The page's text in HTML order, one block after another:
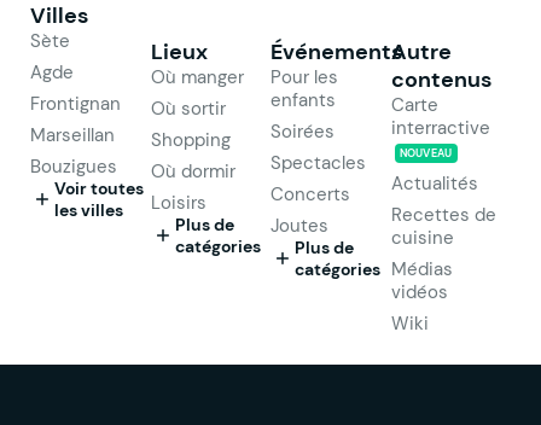
Villes
Sète
Agde
Frontignan
Marseillan
Bouzigues
Voir toutes
les villes
Lieux
Où manger
Où sortir
Shopping
Où dormir
Loisirs
Plus de
catégories
Événements
Pour les
enfants
Soirées
Spectacles
Concerts
Joutes
Plus de
catégories
Autre
contenus
Carte
interractive
NOUVEAU
Actualités
Recettes de
cuisine
Médias
vidéos
Wiki